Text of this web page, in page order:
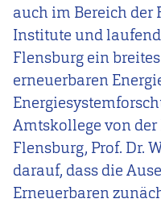
auch im Bereich der
Institute und
Flensburg ein
erneuerbaren
Amtskollege von
Flensburg, Prof. Dr.
darauf, dass die
Erneuerbaren